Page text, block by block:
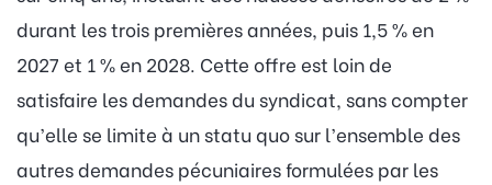
durant les trois premières années, puis 1,5 % en
2027 et 1 % en 2028. Cette offre est loin de
satisfaire les demandes du syndicat, sans compter
qu’elle se limite à un statu quo sur l’ensemble des
autres demandes pécuniaires formulées par les